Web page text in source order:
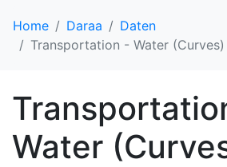
Home Daraa
Daten
Transportation - Water (Curves)
Water